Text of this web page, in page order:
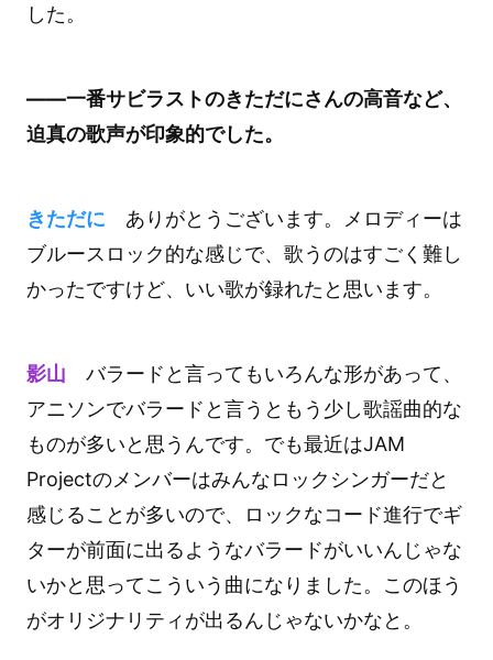
した。
――一番サビラストのきただにさんの高音など、
迫真の歌声が印象的でした。
きただに ありがとうございます。メロディーは
ブルースロック的な感じで、歌うのはすごく難し
かったですけど、いい歌が録れたと思います。
影山 バラードと言ってもいろんな形があって、
アニソンでバラードと言うともう少し歌謡曲的な
ものが多いと思うんです。でも最近はJAM
Projectのメンバーはみんなロックシンガーだと
感じることが多いので、ロックなコード進行でギ
ターが前面に出るようなバラードがいいんじゃな
いかと思ってこういう曲になりました。このほう
がオリジナリティが出るんじゃないかなと。